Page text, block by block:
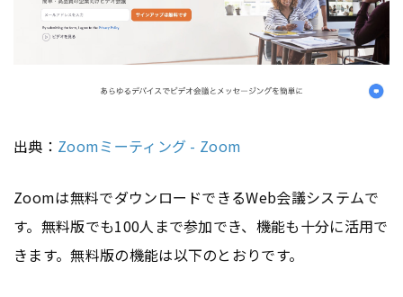
出典： Zoomミーティング - Zoom
Zoomは無料でダウンロードできるWeb会議システムで
す。無料版でも100人まで参加でき、機能も十分に活用で
きます。無料版の機能は以下のとおりです。